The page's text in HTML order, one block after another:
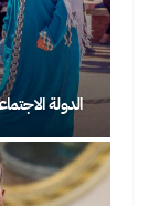
الدولة